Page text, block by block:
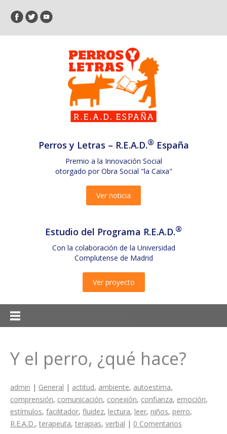
Perros y Letras – R.E.A.D.® España
Premio a la Innovación Social
otorgado por Obra Social "la Caixa"
Ver noticia
Estudio del Programa R.E.A.D.®
Con la colaboración de la Universidad
Complutense de Madrid
Ver proyecto
Y el perro, ¿qué hace?
admin | General | actitud, ambiente, autoestima,
comprensión, comunicación, conexión, confianza, emoción,
estímulos, facilitador, fluidez, lectura, leer, niños, perro,
R.E.A.D., terapeuta, terapias, verbal | 0 Comentarios